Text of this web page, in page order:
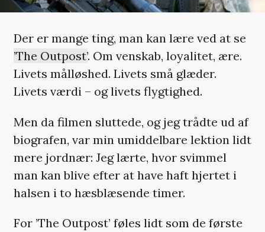
Der er mange ting, man kan lære ved at se
’The Outpost’. Om venskab, loyalitet, ære.
Livets målløshed. Livets små glæder.
Livets værdi – og livets flygtighed.
Men da filmen sluttede, og jeg trådte ud af
biografen, var min umiddelbare lektion lidt
mere jordnær: Jeg lærte, hvor svimmel
man kan blive efter at have haft hjertet i
halsen i to hæsblæsende timer.
For ’The Outpost’ føles lidt som de første